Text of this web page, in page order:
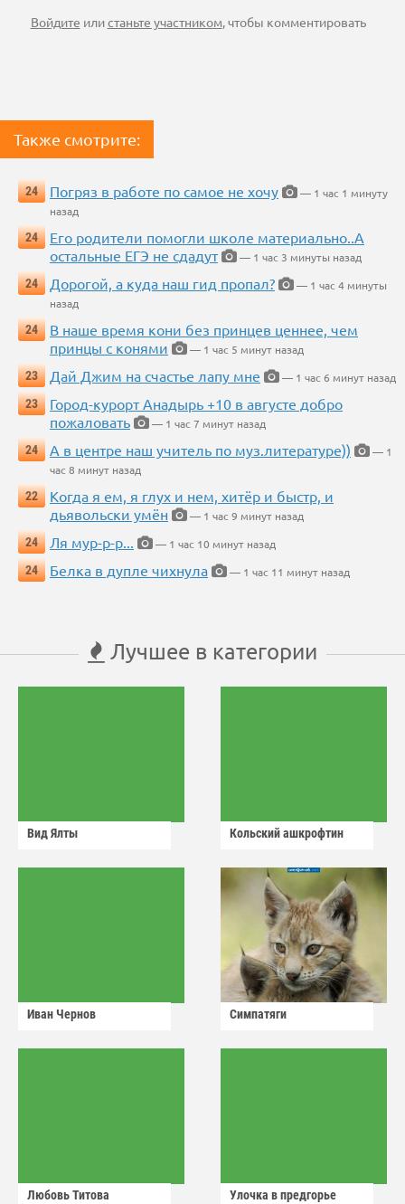
Войдите илистаньте участником, чтобы комментировать
Также смотрите:
24 Погряз в работе по самое не хочу
— 1 час 1 минуту
назад
24
Его родители помогли школе материально..А
остальные ЕГЭ не сдадут
— 1 час 3 минуты назад
24
Дорогой, а куда наш гид пропал?
— 1 час 4 минуты
назад
24
В наше время кони без принцев ценнее, чем
принцы с конями
— 1 час 5 минут назад
23
Дай Джим на счастье лапу мне
— 1 час 6 минут назад
23
Город-курорт Анадырь +10 в августе добро
пожаловать
— 1 час 7 минут назад
24
А в центре наш учитель по муз.литературе))
— 1
час 8 минут назад
22
Когда я ем, я глух и нем, хитёр и быстр, и
дьявольски умён
— 1 час 9 минут назад
24
Ля мур-р-р...
— 1 час 10 минут назад
24
Белка в дупле чихнула — 1 час 11 минут назад
Лучшее в категории
Вид Ялты Кольский ашкрофтин
Иван Чернов Симпатяги
Любовь Титова Улочка в предгорье